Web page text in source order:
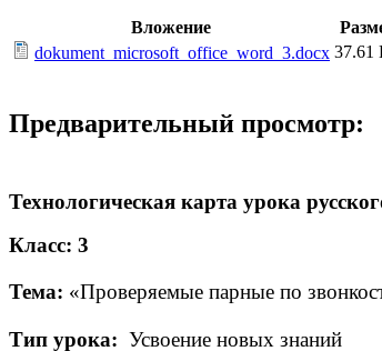
Вложение
dokument_microsoft_office_word_3.docx 37.61
Предварительный просмотр:
Технологическая карта урока
Класс: 3
Тема: «Проверяемые парные по
Тип урока: Усвоение новых знаний